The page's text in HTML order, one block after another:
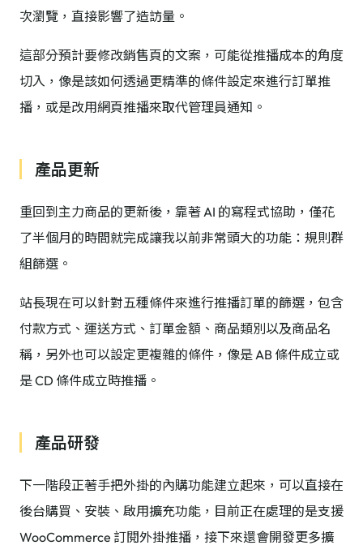
次瀏覽，直接影響了造訪量。
這部分預計要修改銷售頁的文案，可能從推播成本的角度
切入，像是該如何透過更精準的條件設定來進行訂單推
播，或是改用網頁推播來取代管理員通知。
產品更新
重回到主力商品的更新後，靠著 AI 的寫程式協助，僅花
了半個月的時間就完成讓我以前非常頭大的功能：規則群
組篩選。
站長現在可以針對五種條件來進行推播訂單的篩選，包含
付款方式、運送方式、訂單金額、商品類別以及商品名
稱，另外也可以設定更複雜的條件，像是 AB 條件成立或
是 CD 條件成立時推播。
產品研發
下一階段正著手把外掛的內購功能建立起來，可以直接在
後台購買、安裝、啟用擴充功能，目前正在處理的是支援
WooCommerce 訂閱外掛推播，接下來還會開發更多擴